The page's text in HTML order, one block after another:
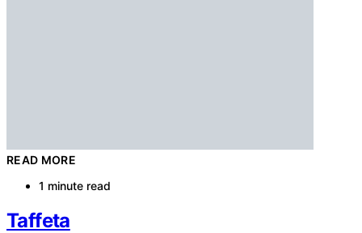
READ MORE
1 minute read
Taffeta